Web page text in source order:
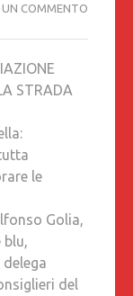
UN COMMENTO
STRADA
le
Golia,
blu,
delega
del